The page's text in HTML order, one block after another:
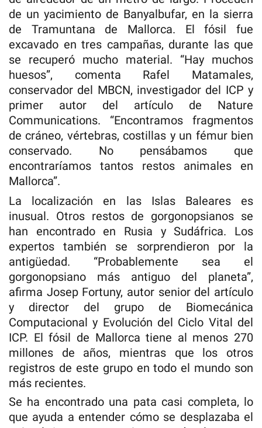
de un yacimiento de Banyalbufar, en la sierra
de Tramuntana de Mallorca. El fósil fue
excavado en tres campañas, durante las que
se recuperó mucho material. “Hay muchos
huesos”, comenta Rafel Matamales,
conservador del MBCN, investigador del ICP y
primer autor del artículo de Nature
Communications. “Encontramos fragmentos
de cráneo, vértebras, costillas y un fémur bien
conservado. No pensábamos que
encontraríamos tantos restos animales en
Mallorca”.
La localización en las Islas Baleares es
inusual. Otros restos de gorgonopsianos se
han encontrado en Rusia y Sudáfrica. Los
expertos también se sorprendieron por la
antigüedad. “Probablemente sea el
gorgonopsiano más antiguo del planeta”,
afirma Josep Fortuny, autor senior del artículo
y director del grupo de Biomecánica
Computacional y Evolución del Ciclo Vital del
ICP. El fósil de Mallorca tiene al menos 270
millones de años, mientras que los otros
registros de este grupo en todo el mundo son
más recientes.
Se ha encontrado una pata casi completa, lo
que ayuda a entender cómo se desplazaba el